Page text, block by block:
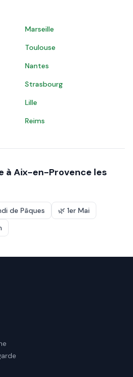
Marseille
Toulouse
Nantes
Strasbourg
Lille
Reims
à Aix-en-Provence les
de Pâques 🌿 1er Mai